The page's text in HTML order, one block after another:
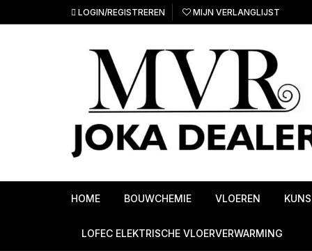
naar
LOGIN/REGISTREREN MIJN VERLANGLIJST
HOME BOUWCHEMIE VLOEREN
Ondervloeren
LOFEC ELEKTRISCHE VLOERVERWARMING